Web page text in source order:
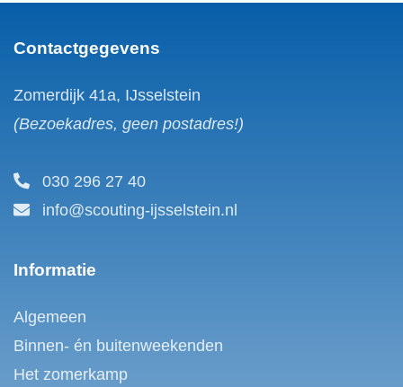
Contactgegevens
Zomerdijk 41a, IJsselstein
(Bezoekadres, geen postadres!)
030 296 27 40
info@scouting-ijsselstein.nl
Informatie
Algemeen
Binnen- én buitenweekenden
Het zomerkamp